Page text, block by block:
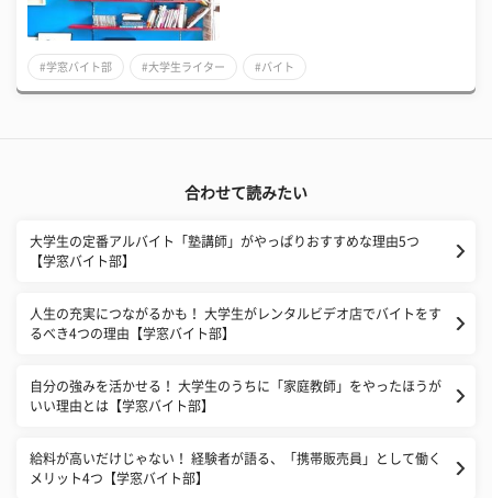
#学窓バイト部 #大学生ライター #バイト
合わせて読みたい
大学生の定番アルバイト「塾講師」がやっぱりおすすめな理由5つ
【学窓バイト部】
人生の充実につながるかも！ 大学生がレンタルビデオ店でバイトをす
るべき4つの理由【学窓バイト部】
自分の強みを活かせる！ 大学生のうちに「家庭教師」をやったほうが
いい理由とは【学窓バイト部】
給料が高いだけじゃない！ 経験者が語る、「携帯販売員」として働く
メリット4つ【学窓バイト部】